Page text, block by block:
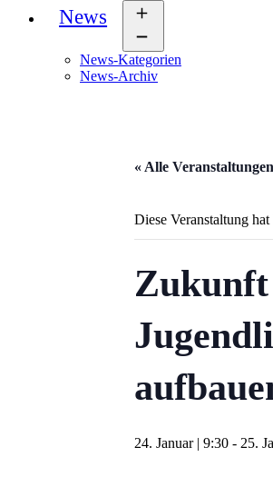
News
News-Kategorien
News-Archiv
« Alle Veranstaltungen
Diese Veranstaltung
24. Januar | 9:30 - 25.